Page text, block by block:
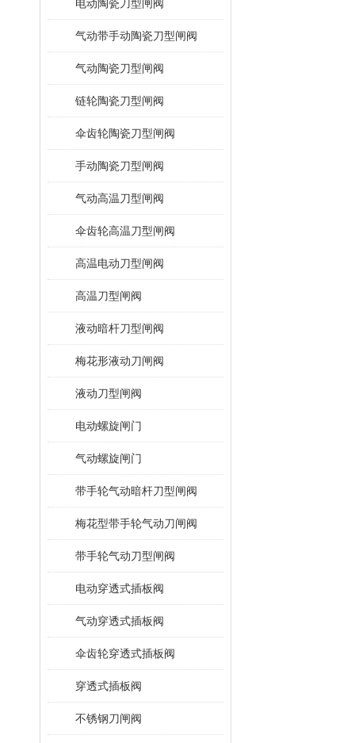
电动陶瓷刀型闸阀
气动带手动陶瓷刀型闸阀
气动陶瓷刀型闸阀
链轮陶瓷刀型闸阀
伞齿轮陶瓷刀型闸阀
手动陶瓷刀型闸阀
气动高温刀型闸阀
伞齿轮高温刀型闸阀
高温电动刀型闸阀
高温刀型闸阀
液动暗杆刀型闸阀
梅花形液动刀闸阀
液动刀型闸阀
电动螺旋闸门
气动螺旋闸门
带手轮气动暗杆刀型闸阀
梅花型带手轮气动刀闸阀
带手轮气动刀型闸阀
电动穿透式插板阀
气动穿透式插板阀
伞齿轮穿透式插板阀
穿透式插板阀
不锈钢刀闸阀